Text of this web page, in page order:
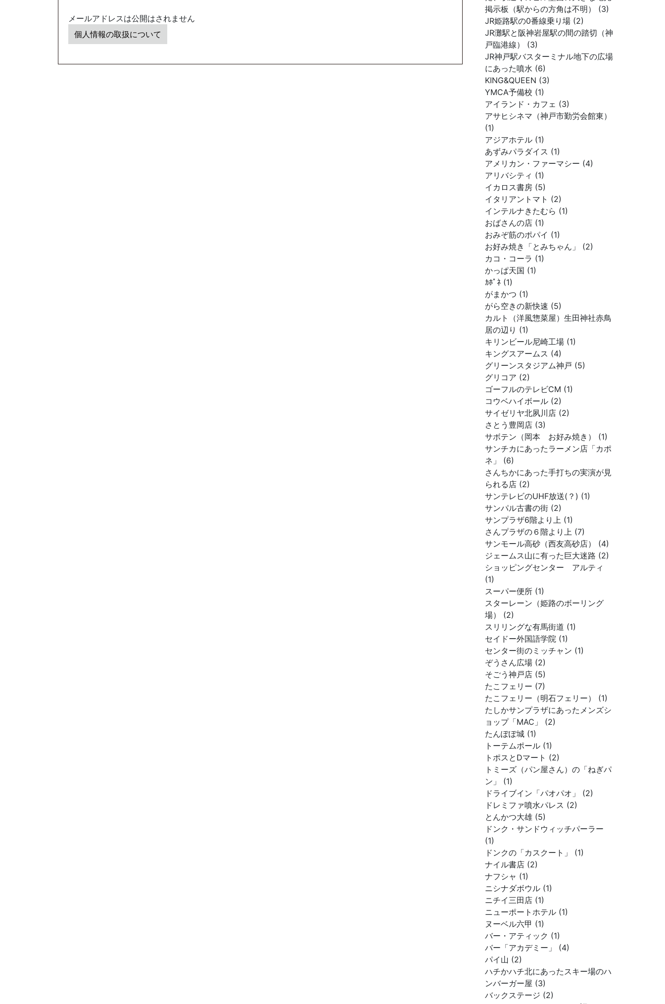
メールアドレスは公開はされません
個人情報の取扱について
掲示板（駅からの方角は不明） (3)
JR姫路駅の0番線乗り場 (2)
JR灘駅と阪神岩屋駅の間の踏切（神
戸臨港線） (3)
JR神戸駅バスターミナル地下の広場
にあった噴水 (6)
KING&QUEEN (3)
YMCA予備校 (1)
アイランド・カフェ (3)
アサヒシネマ（神戸市勤労会館東）
(1)
アジアホテル (1)
あずみパラダイス (1)
アメリカン・ファーマシー (4)
アリバシティ (1)
イカロス書房 (5)
イタリアントマト (2)
インテルナきたむら (1)
おばさんの店 (1)
おみぞ筋のポパイ (1)
お好み焼き「とみちゃん」 (2)
カコ・コーラ (1)
かっぱ天国 (1)
ｶﾎﾟﾈ (1)
がまかつ (1)
がら空きの新快速 (5)
カルト（洋風惣菜屋）生田神社赤鳥
居の辺り (1)
キリンビール尼崎工場 (1)
キングスアームス (4)
グリーンスタジアム神戸 (5)
グリコア (2)
ゴーフルのテレビCM (1)
コウベハイボール (2)
サイゼリヤ北夙川店 (2)
さとう豊岡店 (3)
サボテン（岡本 お好み焼き） (1)
サンチカにあったラーメン店「カポ
ネ」 (6)
さんちかにあった手打ちの実演が見
られる店 (2)
サンテレビのUHF放送(？) (1)
サンパル古書の街 (2)
サンプラザ6階より上 (1)
さんプラザの６階より上 (7)
サンモール高砂（西友高砂店） (4)
ジェームス山に有った巨大迷路 (2)
ショッピングセンター アルティ
(1)
スーパー便所 (1)
スターレーン（姫路のボーリング
場） (2)
スリリングな有馬街道 (1)
セイドー外国語学院 (1)
センター街のミッチャン (1)
ぞうさん広場 (2)
そごう神戸店 (5)
たこフェリー (7)
たこフェリー（明石フェリー） (1)
たしかサンプラザにあったメンズシ
ョップ「MAC」 (2)
たんぽぽ城 (1)
トーテムポール (1)
トポスとDマート (2)
トミーズ（パン屋さん）の「ねぎパ
ン」 (1)
ドライブイン「パオパオ」 (2)
ドレミファ噴水パレス (2)
とんかつ大雄 (5)
ドンク・サンドウィッチパーラー
(1)
ドンクの「カスクート」 (1)
ナイル書店 (2)
ナフシャ (1)
ニシナダボウル (1)
ニチイ三田店 (1)
ニューポートホテル (1)
ヌーベル六甲 (1)
バー・アティック (1)
バー「アカデミー」 (4)
パイ山 (2)
ハチかハチ北にあったスキー場のハ
ンバーガー屋 (3)
バックステージ (2)